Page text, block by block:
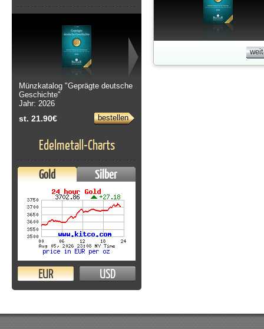
Münzkatalog "Geprägte deutsche
Geschichte"
Jahr: 2026
st. 21.90€ bestellen
Edelmetall-Charts
Gold Silber
EUR USD